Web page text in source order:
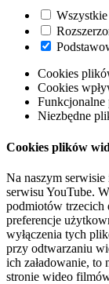
Wszystkie
Cookies
Cookies
Niezbędne
Cookies plików
Na naszym
serwisu YouTube.
podmiotów trzecich
preferencje
wyłączenia tych
przy odtwarzaniu
ich załadowanie, to
stronie wideo